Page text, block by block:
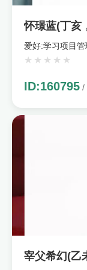
怀璟蓝(丁亥
爱好:学习项目
ID:160795 /
宰父希幻(乙